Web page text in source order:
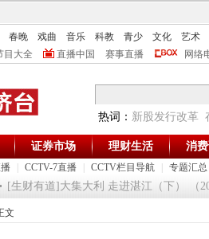
春晚 戏曲 音乐 科教 青少 文化
艺术
目大全 直播中国 赛事直播 网络
热词： 新股发行改革
CCTV-7直播 CCTV栏目导航 专题汇总
证券市场 理财生活 消
财有道]大集大利 走进湛江（下） （
文